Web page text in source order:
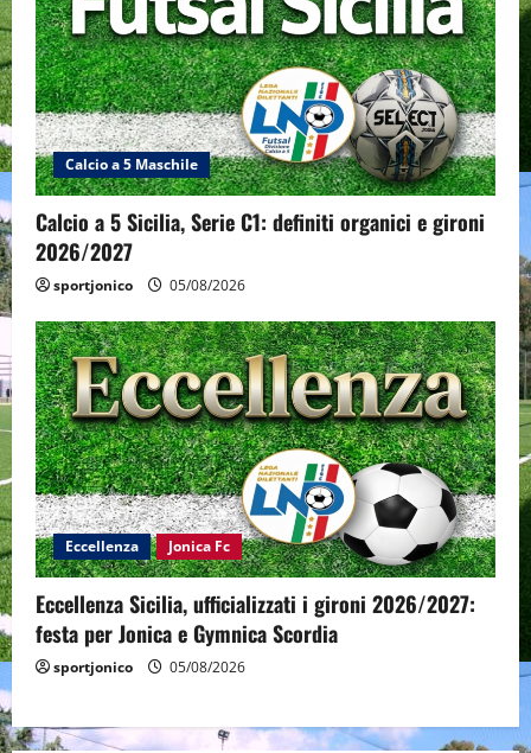
Calcio a 5 Maschile
Calcio a 5 Sicilia, Serie C1: definiti organici e gironi
2026/2027
sportjonico 05/08/2026
Eccellenza Jonica Fc
Eccellenza Sicilia, ufficializzati i gironi 2026/2027:
festa per Jonica e Gymnica Scordia
sportjonico 05/08/2026